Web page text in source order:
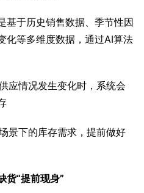
基于历史销售数据、季节性因
化等多维度数据，通过AI算法
应情况发生变化时，系统会
景下的库存需求，提前做好
货“提前现身”